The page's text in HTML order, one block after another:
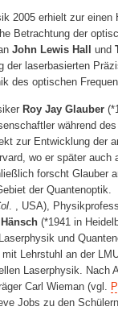
2005 erhielt zur einen
Betrachtung der
John Lewis Hall und
der laserbasierten
des optischen
Roy Jay Glauber
während
zur Entwicklung der
wo er später auch
forscht Glauber
der
. , USA),
(*1941 in
und
Lehrstuhl an der
Laserphysik. Nach
Carl Wieman (vgl.
Jobs zu den